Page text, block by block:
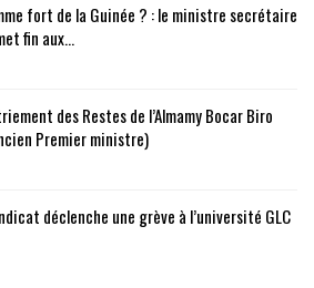
fort de la Guinée ? : le ministre secrétaire
fin aux…
des Restes de l’Almamy Bocar Biro
Premier ministre)
déclenche une grève à l’université GLC